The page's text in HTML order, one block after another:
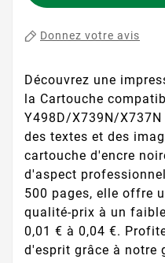
Donnez votre avis
Découvrez une
la Cartouche
Y498D/X739N/
des textes et des
cartouche d'encre
d'aspect
500 pages, elle offre
qualité-prix à un
0,01 € à 0,04 €.
d'esprit grâce à notre